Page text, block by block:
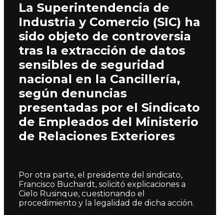
La Superintendencia de
Industria y Comercio (SIC) ha
sido objeto de controversia
tras la extracción de datos
sensibles de seguridad
nacional en la Cancillería,
según denuncias
presentadas por el Sindicato
de Empleados del Ministerio
de Relaciones Exteriores
Por otra parte, el presidente del sindicato,
Francisco Buchardt, solicitó explicaciones a
Cielo Rusinque, cuestionando el
procedimiento y la legalidad de dicha acción.